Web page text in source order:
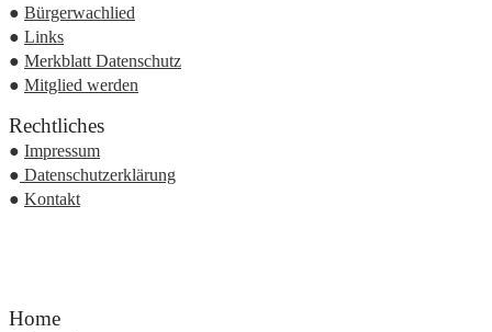
● Bürgerwachlied
● Links
● Merkblatt Datenschutz
● Mitglied werden
Rechtliches
● Impressum
● Datenschutzerklärung
● Kontakt
Home